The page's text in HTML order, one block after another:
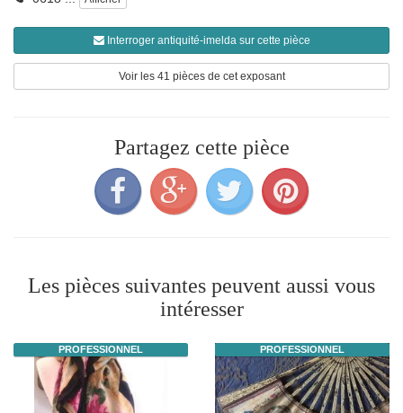
Interroger antiquité-imelda sur cette pièce
Voir les 41 pièces de cet exposant
Partagez cette pièce
Les pièces suivantes peuvent aussi vous
intéresser
PROFESSIONNEL PROFESSIONNEL